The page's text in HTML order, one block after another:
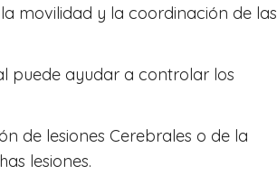
movilidad y la coordinación de las
puede ayudar a controlar los
de lesiones Cerebrales o de la
lesiones.